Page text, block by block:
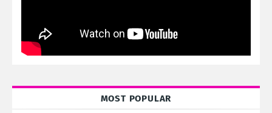
MOST POPULAR